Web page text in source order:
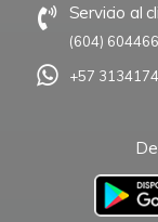
Servicio al
(604)
+57